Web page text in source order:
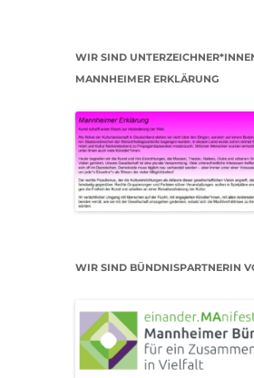
WIR SIND
MANNHEIMER ERKLÄRUNG
WIR SIND BÜNDNISPARTNERIN